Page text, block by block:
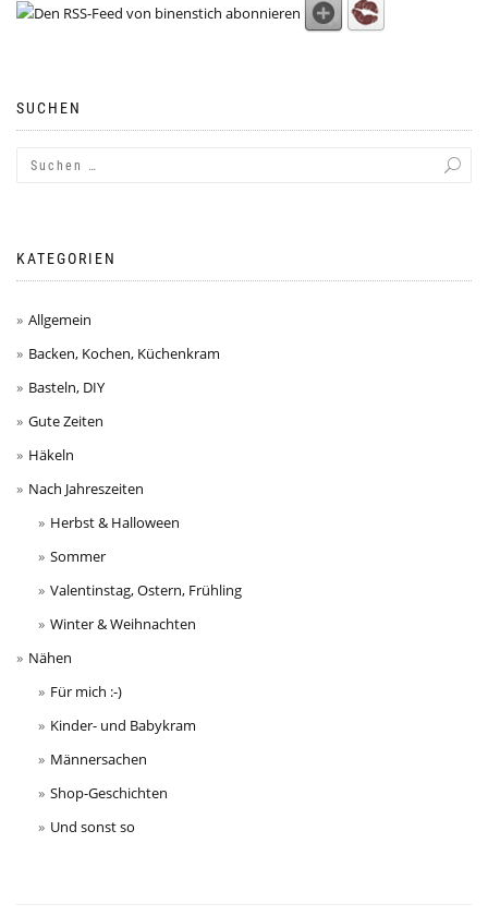
SUCHEN
KATEGORIEN
Allgemein
Backen, Kochen, Küchenkram
Basteln, DIY
Gute Zeiten
Häkeln
Nach Jahreszeiten
Herbst & Halloween
Sommer
Valentinstag, Ostern, Frühling
Winter & Weihnachten
Nähen
Für mich :-)
Kinder- und Babykram
Männersachen
Shop-Geschichten
Und sonst so